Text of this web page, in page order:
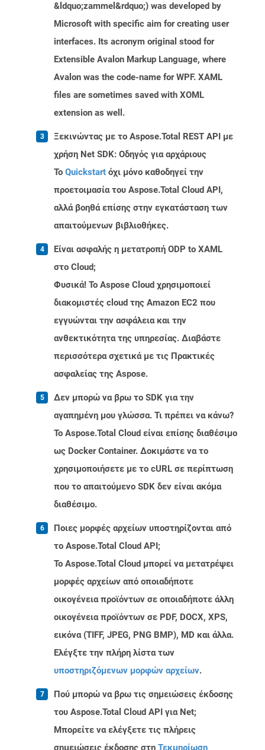
&ldquo;zammel&rdquo;) was developed by
Microsoft with specific aim for creating user
interfaces. Its acronym original stood for
Extensible Avalon Markup Language, where
Avalon was the code-name for WPF. XAML
files are sometimes saved with XOML
extension as well.
Ξεκινώντας με το Aspose.Total REST API με
χρήση Net SDK: Οδηγός για αρχάριους
Το Quickstart όχι μόνο καθοδηγεί την
προετοιμασία του Aspose.Total Cloud API,
αλλά βοηθά επίσης στην εγκατάσταση των
απαιτούμενων βιβλιοθήκες.
Είναι ασφαλής η μετατροπή ODP to XAML
στο Cloud;
Φυσικά! Το Aspose Cloud χρησιμοποιεί
διακομιστές cloud της Amazon EC2 που
εγγυώνται την ασφάλεια και την
ανθεκτικότητα της υπηρεσίας. Διαβάστε
περισσότερα σχετικά με τις Πρακτικές
ασφαλείας της Aspose.
Δεν μπορώ να βρω το SDK για την
αγαπημένη μου γλώσσα. Τι πρέπει να κάνω?
Το Aspose.Total Cloud είναι επίσης διαθέσιμο
ως Docker Container. Δοκιμάστε να το
χρησιμοποιήσετε με το cURL σε περίπτωση
που το απαιτούμενο SDK δεν είναι ακόμα
διαθέσιμο.
Ποιες μορφές αρχείων υποστηρίζονται από
το Aspose.Total Cloud API;
Το Aspose.Total Cloud μπορεί να μετατρέψει
μορφές αρχείων από οποιαδήποτε
οικογένεια προϊόντων σε οποιαδήποτε άλλη
οικογένεια προϊόντων σε PDF, DOCX, XPS,
εικόνα (TIFF, JPEG, PNG BMP), MD και άλλα.
Ελέγξτε την πλήρη λίστα των
υποστηριζόμενων μορφών αρχείων.
Πού μπορώ να βρω τις σημειώσεις έκδοσης
του Aspose.Total Cloud API για Net;
Μπορείτε να ελέγξετε τις πλήρεις
σημειώσεις έκδοσης στη Τεκμηρίωση